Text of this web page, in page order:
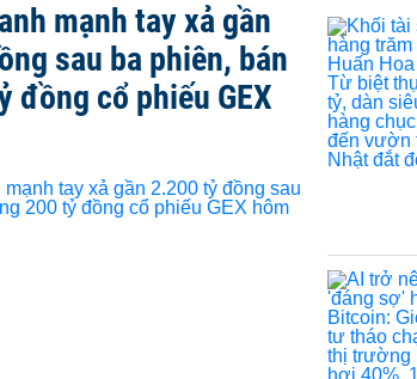
mạnh tay xả gần
sau ba phiên, bán
đồng cổ phiếu GEX